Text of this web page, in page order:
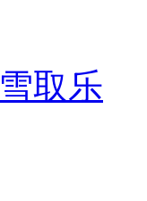
取乐